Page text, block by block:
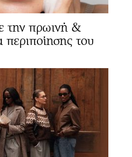
την πρωινή &
περιποίησης του